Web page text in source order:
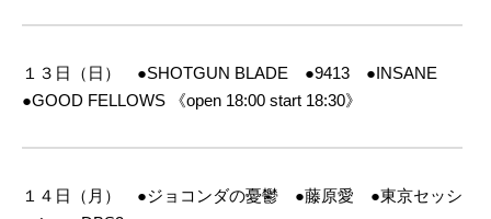
１３日（日） ●SHOTGUN BLADE ●9413 ●INSANE
●GOOD FELLOWS 《open 18:00 start 18:30》
１４日（月） ●ジョコンダの憂鬱 ●藤原愛 ●東京セッシ